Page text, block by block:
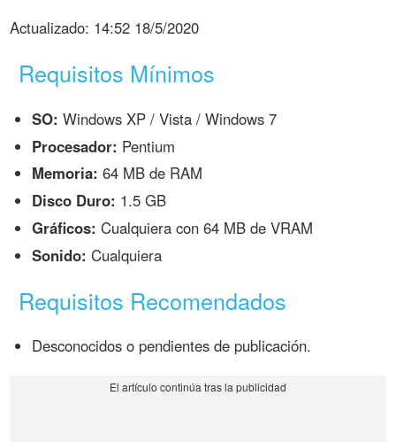
Actualizado: 14:52 18/5/2020
Requisitos Mínimos
SO: Windows XP / Vista / Windows 7
Procesador: Pentium
Memoria: 64 MB de RAM
Disco Duro: 1.5 GB
Gráficos: Cualquiera con 64 MB de VRAM
Sonido: Cualquiera
Requisitos Recomendados
Desconocidos o pendientes de publicación.